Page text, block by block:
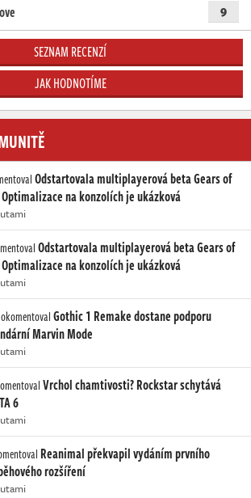
9
SEZNAM RECENZÍ
JAK HODNOTÍME
Odstartovala multiplayerová beta Gears of
Optimalizace na konzolích je ukázková
Odstartovala multiplayerová beta Gears of
Optimalizace na konzolích je ukázková
okomentovalGothic 1 Remake dostane podporu
Marvin Mode
Vrchol chamtivosti? Rockstar schytává
6
Reanimal překvapil vydáním prvního
rozšíření